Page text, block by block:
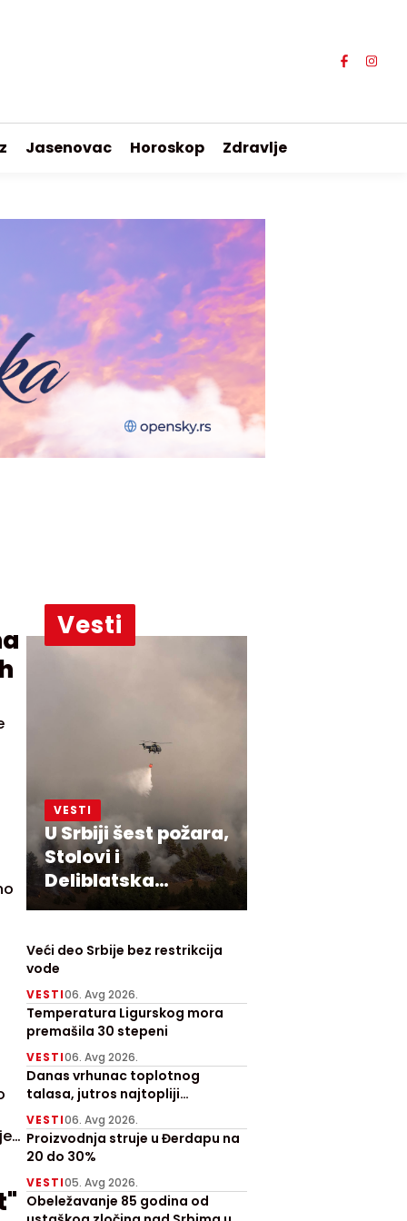
Jasenovac Horoskop Zdravlje
Vesti
VESTI
U Srbiji šest požara,
Stolovi i
Deliblatska
peščara najteži
Veći deo Srbije bez restrikcija
vode
VESTI06. Avg 2026.
Temperatura Ligurskog mora
premašila 30 stepeni
VESTI06. Avg 2026.
Danas vrhunac toplotnog
talasa, jutros najtopliji
Zrenjanjin sa 30 stepeni
VESTI06. Avg 2026.
Proizvodnja struje u Đerdapu na
20 do 30%
VESTI05. Avg 2026.
Obeležavanje 85 godina od